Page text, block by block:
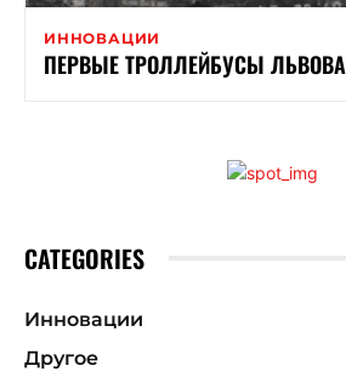
ИННОВАЦИИ
ПЕРВЫЕ ТРОЛЛЕЙБУСЫ ЛЬВОВА
CATEGORIES
Инновации
Другое